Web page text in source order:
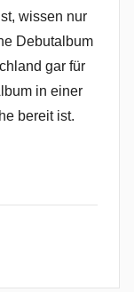
wissen nur
Debutalbum
gar für
in einer
bereit ist.